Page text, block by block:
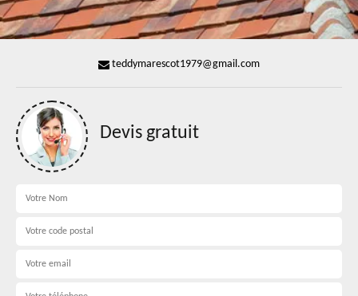
teddymarescot1979@gmail.com
Devis gratuit